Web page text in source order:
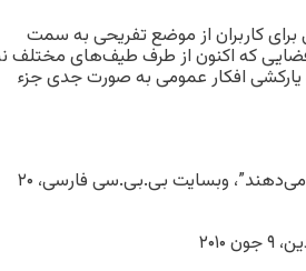
کاربران از موضع تفریحی به سمت
که اکنون از طرف طیف‌های مختلف
یارکشی افکار عمومی به صورت جدی جزء
۱- “۱۸ هزار داوطلب داوطلبانه تخلفات اینترنتی گزارش می‌دهند”، وبسایت بی.بی.سی فارسی، ۲۰